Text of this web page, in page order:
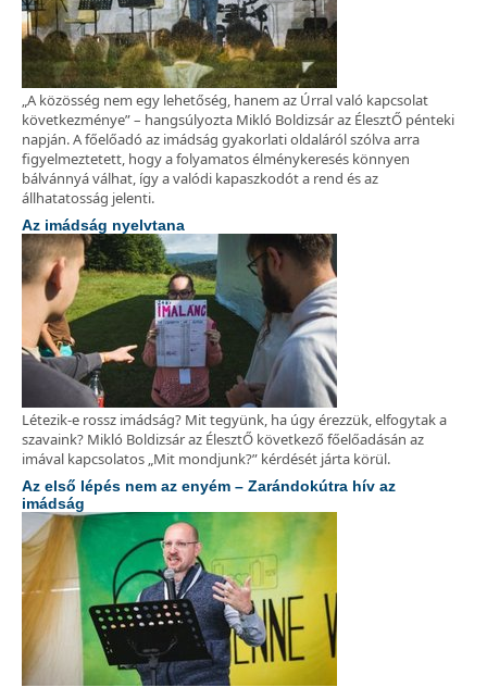
„A közösség nem egy lehetőség, hanem az Úrral való kapcsolat
következménye” – hangsúlyozta Mikló Boldizsár az ÉlesztŐ pénteki
napján. A főelőadó az imádság gyakorlati oldaláról szólva arra
figyelmeztetett, hogy a folyamatos élménykeresés könnyen
bálvánnyá válhat, így a valódi kapaszkodót a rend és az
állhatatosság jelenti.
Az imádság nyelvtana
Létezik-e rossz imádság? Mit tegyünk, ha úgy érezzük, elfogytak a
szavaink? Mikló Boldizsár az ÉlesztŐ következő főelőadásán az
imával kapcsolatos „Mit mondjunk?” kérdését járta körül.
Az első lépés nem az enyém – Zarándokútra hív az
imádság